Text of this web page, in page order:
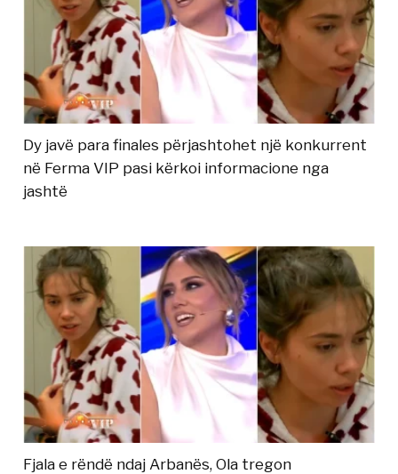
Dy javë para finales përjashtohet një konkurrent
në Ferma VIP pasi kërkoi informacione nga
jashtë
Fjala e rëndë ndaj Arbanës, Ola tregon